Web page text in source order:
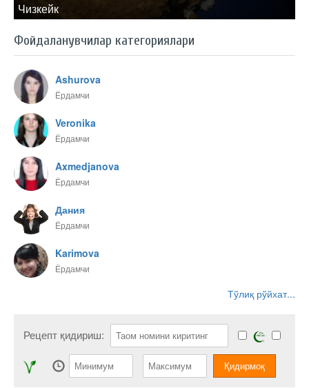
Чизкейк
Фойдаланувчилар категориялари
Ashurova
Ёрдамчи
Veronika
Ёрдамчи
Axmedjanova
Ёрдамчи
Дания
Ёрдамчи
Karimova
Ёрдамчи
Тўлиқ рўйхат...
Рецепт қидириш: